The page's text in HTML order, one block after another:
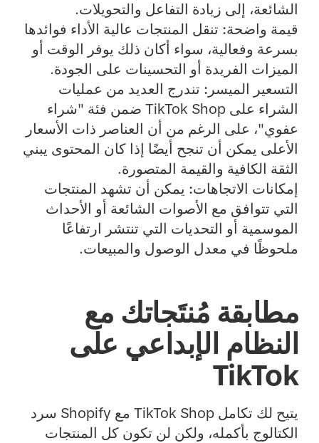
الشائعة، إلى زيادة التفاعل والتحويلات.
قيمة واضحة: تنقل المنتجات عالية الأداء فوائدها
بسرعة وفعالية، سواء أكان ذلك يوفر الوقت أو
الميزات الفريدة أو التحسينات على الجودة.
التسعير الميسر: تندرج العديد من عمليات
الشراء على TikTok Shop ضمن فئة "شراء
عفوي"، على الرغم من أن العناصر ذات الأسعار
الأعلى يمكن أن تنجح أيضًا إذا كان المحتوى يبني
الثقة الكافية والقيمة المتصورة.
إمكانات الاتجاهات: يمكن أن تشهد المنتجات
التي تتوافق مع الأصوات الشائعة أو الأحداث
الموسمية أو التحديات التي تنتشر ارتفاعًا
ملحوظًا في معدل الوصول والمبيعات.
مطابقة مُنتَجاتك مع
النظام الإبداعي على
TikTok
يتيح لك تكامل TikTok Shop مع Shopify سرد
الكتالوج بأكمله، ولكن لن تكون كل المنتجات